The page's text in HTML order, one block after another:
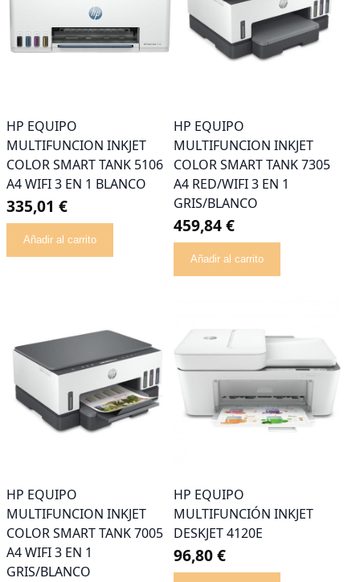
HP EQUIPO
MULTIFUNCION INKJET
COLOR SMART TANK 5106
A4 WIFI 3 EN 1 BLANCO
335,01 €
Añadir al carrito
HP EQUIPO
MULTIFUNCION INKJET
COLOR SMART TANK 7305
A4 RED/WIFI 3 EN 1
GRIS/BLANCO
459,84 €
Añadir al carrito
HP EQUIPO
MULTIFUNCION INKJET
COLOR SMART TANK 7005
A4 WIFI 3 EN 1
GRIS/BLANCO
HP EQUIPO
MULTIFUNCIÓN INKJET
DESKJET 4120E
96,80 €